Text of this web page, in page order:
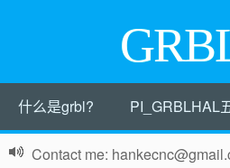
什么是grbl? PI_GRBLHAL
Contact me: